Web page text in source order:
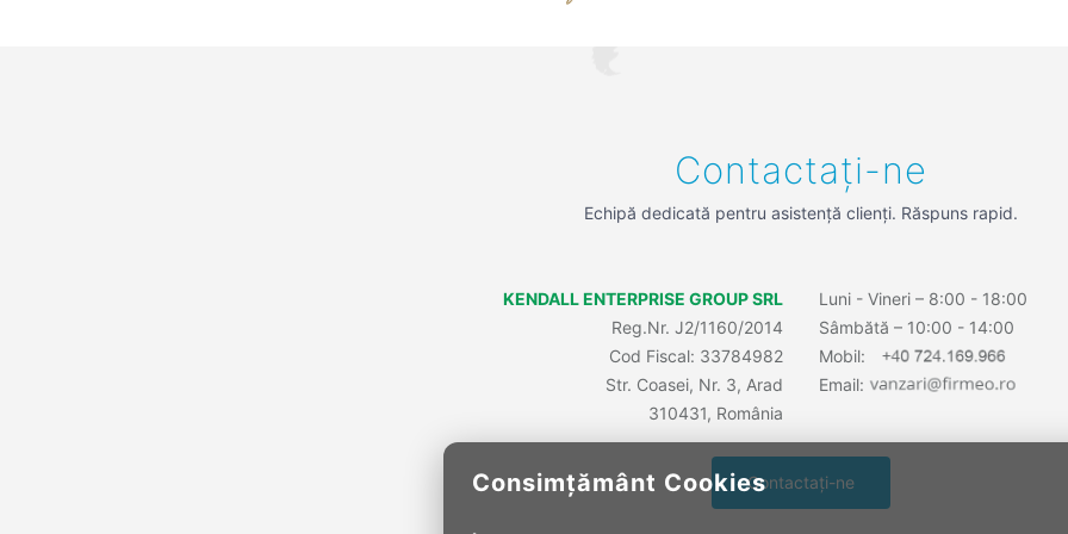
Consimțământ Cookies
Contactați-ne
Echipă dedicată pentru asistență clienți. Răspuns rapid.
KENDALL ENTERPRISE GROUP SRL
Reg.Nr. J2/1160/2014
Cod Fiscal: 33784982
Str. Coasei, Nr. 3, Arad
310431, România
Luni - Vineri – 8:00 - 18:00
Sâmbătă – 10:00 - 14:00
Mobil:
Email:
Contactați-ne